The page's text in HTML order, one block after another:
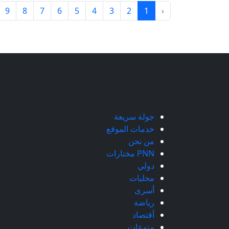
‹
1
2
3
4
5
6
7
8
9
جولة سريعة
خدمات الموقع
من نحن
PNN مختارات
دولي
محليات
أسرى
رياضة
أقتصاد